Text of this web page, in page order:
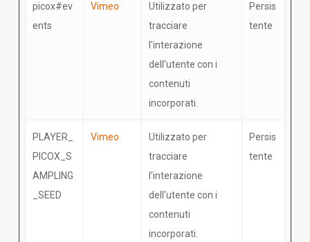
picox#ev
ents
Vimeo
Utilizzato per
tracciare
l'interazione
dell'utente con i
contenuti
incorporati.
Persis
tente
PLAYER_
PICOX_S
AMPLING
_SEED
Vimeo
Utilizzato per
tracciare
l'interazione
dell'utente con i
contenuti
incorporati.
Persis
tente